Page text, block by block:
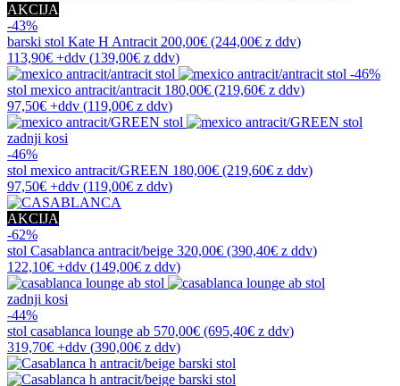
AKCIJA
-43%
barski stol Kate H Antracit 200,00€ (244,00€ z ddv)
113,90€ +ddv (139,00€ z ddv)
-46%
stol mexico antracit/antracit 180,00€ (219,60€ z ddv)
97,50€ +ddv (119,00€ z ddv)
zadnji kosi
-46%
stol mexico antracit/GREEN 180,00€ (219,60€ z ddv)
97,50€ +ddv (119,00€ z ddv)
AKCIJA
-62%
stol Casablanca antracit/beige 320,00€ (390,40€ z ddv)
122,10€ +ddv (149,00€ z ddv)
zadnji kosi
-44%
stol casablanca lounge ab 570,00€ (695,40€ z ddv)
319,70€ +ddv (390,00€ z ddv)